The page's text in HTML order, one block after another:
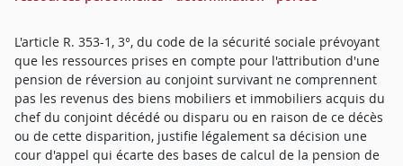
L'article R. 353-1, 3°, du code de la sécurité sociale prévoyant
que les ressources prises en compte pour l'attribution d'une
pension de réversion au conjoint survivant ne comprennent
pas les revenus des biens mobiliers et immobiliers acquis du
chef du conjoint décédé ou disparu ou en raison de ce décès
ou de cette disparition, justifie légalement sa décision une
cour d'appel qui écarte des bases de calcul de la pension de